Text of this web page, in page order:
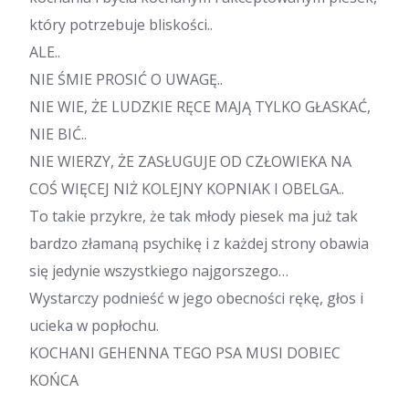
który potrzebuje bliskości..
ALE..
NIE ŚMIE PROSIĆ O UWAGĘ..
NIE WIE, ŻE LUDZKIE RĘCE MAJĄ TYLKO GŁASKAĆ,
NIE BIĆ..
NIE WIERZY, ŻE ZASŁUGUJE OD CZŁOWIEKA NA
COŚ WIĘCEJ NIŻ KOLEJNY KOPNIAK I OBELGA..
To takie przykre, że tak młody piesek ma już tak
bardzo złamaną psychikę i z każdej strony obawia
się jedynie wszystkiego najgorszego…
Wystarczy podnieść w jego obecności rękę, głos i
ucieka w popłochu.
KOCHANI GEHENNA TEGO PSA MUSI DOBIEC
KOŃCA